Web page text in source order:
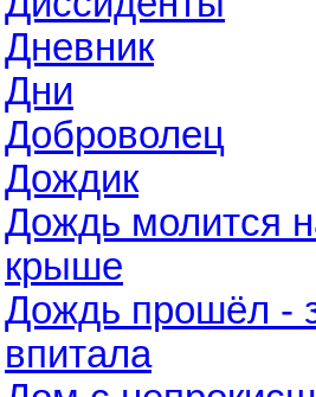
Дневник
Дни
Доброволец
Дождик
Дождь молится
крыше
Дождь прошёл -
впитала